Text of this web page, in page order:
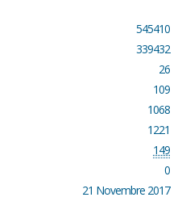
545410
339432
26
109
1068
1221
149
0
21 Novembre 2017